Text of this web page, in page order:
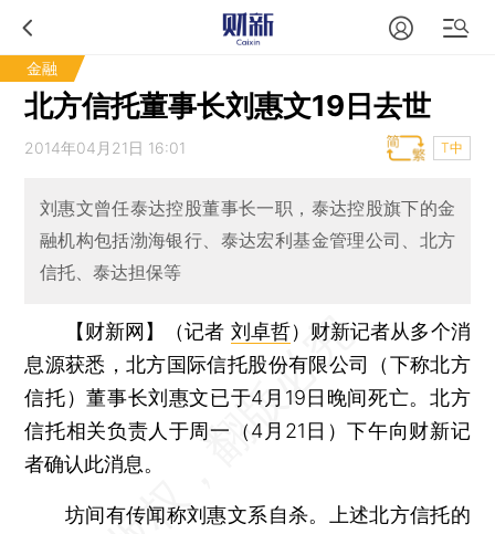
金融
北方信托董事长刘惠文19日去世
2014年04月21日 16:01 T中
刘惠文曾任泰达控股董事长一职，泰达控股旗下的金
融机构包括渤海银行、泰达宏利基金管理公司、北方
信托、泰达担保等
【财新网】（记者 刘卓哲） 财新记者从多个消
息源获悉，北方国际信托股份有限公司（下称北方
信托）董事长刘惠文已于4月19日晚间死亡。北方
信托相关负责人于周一（4月21日）下午向财新记
者确认此消息。
坊间有传闻称刘惠文系自杀。上述北方信托的